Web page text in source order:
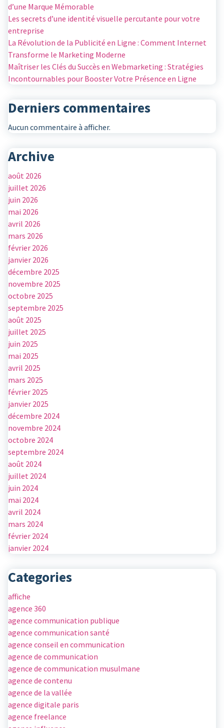
d’une Marque Mémorable
Les secrets d’une identité visuelle percutante pour votre
entreprise
La Révolution de la Publicité en Ligne : Comment Internet
Transforme le Marketing Moderne
Maîtriser les Clés du Succès en Webmarketing : Stratégies
Incontournables pour Booster Votre Présence en Ligne
Derniers commentaires
Aucun commentaire à afficher.
Archive
août 2026
juillet 2026
juin 2026
mai 2026
avril 2026
mars 2026
février 2026
janvier 2026
décembre 2025
novembre 2025
octobre 2025
septembre 2025
août 2025
juillet 2025
juin 2025
mai 2025
avril 2025
mars 2025
février 2025
janvier 2025
décembre 2024
novembre 2024
octobre 2024
septembre 2024
août 2024
juillet 2024
juin 2024
mai 2024
avril 2024
mars 2024
février 2024
janvier 2024
Categories
affiche
agence 360
agence communication publique
agence communication santé
agence conseil en communication
agence de communication
agence de communication musulmane
agence de contenu
agence de la vallée
agence digitale paris
agence freelance